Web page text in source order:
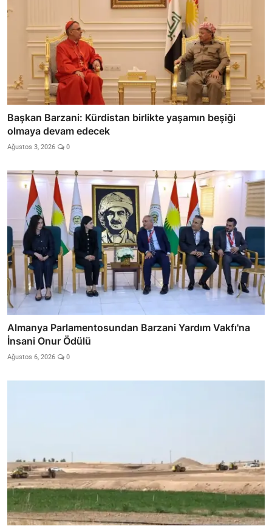
Başkan Barzani: Kürdistan birlikte yaşamın beşiği
olmaya devam edecek
Ağustos 3, 2026 0
Almanya Parlamentosundan Barzani Yardım Vakfı'na
İnsani Onur Ödülü
Ağustos 6, 2026 0